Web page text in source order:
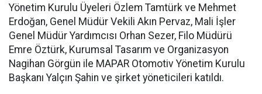
Yönetim Kurulu Üyeleri Özlem Tamtürk ve Mehmet
Erdoğan, Genel Müdür Vekili Akın Pervaz, Mali İşler
Genel Müdür Yardımcısı Orhan Sezer, Filo Müdürü
Emre Öztürk, Kurumsal Tasarım ve Organizasyon
Nagihan Görgün ile MAPAR Otomotiv Yönetim Kurulu
Başkanı Yalçın Şahin ve şirket yöneticileri katıldı.